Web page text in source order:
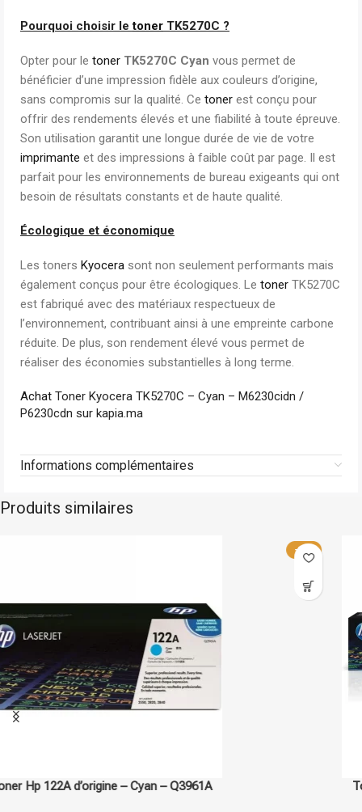
Pourquoi choisir letoner TK5270C ?
Opter pour le toner TK5270C Cyan vous permet de
bénéficier d’une impression fidèle aux couleurs d’origine,
sans compromis sur la qualité. Ce toner est conçu pour
offrir des rendements élevés et une fiabilité à toute épreuve.
Son utilisation garantit une longue durée de vie de votre
imprimante et des impressions à faible coût par page. Il est
parfait pour les environnements de bureau exigeants qui ont
besoin de résultats constants et de haute qualité.
Écologique et économique
Les toners Kyocera sont non seulement performants mais
également conçus pour être écologiques. Le toner TK5270C
est fabriqué avec des matériaux respectueux de
l’environnement, contribuant ainsi à une empreinte carbone
réduite. De plus, son rendement élevé vous permet de
réaliser des économies substantielles à long terme.
Achat Toner Kyocera TK5270C – Cyan – M6230cidn /
P6230cdn sur kapia.ma
Informations complémentaires
Produits similaires
Toner Hp 130A d’origine – Cyan – CF351A
Hp